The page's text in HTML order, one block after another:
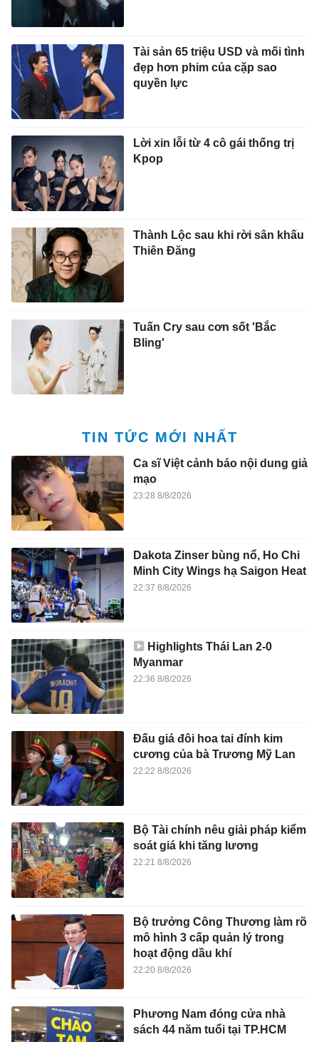
Tài sản 65 triệu USD và mối tình
đẹp hơn phim của cặp sao
quyền lực
Lời xin lỗi từ 4 cô gái thống trị
Kpop
Thành Lộc sau khi rời sân khấu
Thiên Đăng
Tuấn Cry sau cơn sốt 'Bắc
Bling'
TIN TỨC MỚI NHẤT
Ca sĩ Việt cảnh báo nội dung giả
mạo
23:28 8/8/2026
Dakota Zinser bùng nổ, Ho Chi
Minh City Wings hạ Saigon Heat
22:37 8/8/2026
Highlights Thái Lan 2-0
Myanmar
22:36 8/8/2026
Đấu giá đôi hoa tai đính kim
cương của bà Trương Mỹ Lan
22:22 8/8/2026
Bộ Tài chính nêu giải pháp kiểm
soát giá khi tăng lương
22:21 8/8/2026
Bộ trưởng Công Thương làm rõ
mô hình 3 cấp quản lý trong
hoạt động dầu khí
22:20 8/8/2026
Phương Nam đóng cửa nhà
sách 44 năm tuổi tại TP.HCM